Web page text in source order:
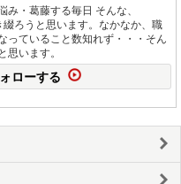
・葛藤する毎日 そんな、
ろうと思います。なかなか、職
っていること数知れず・・・そん
います。
ローする